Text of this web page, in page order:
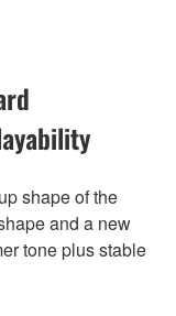
shape of the
and a new
tone plus stable